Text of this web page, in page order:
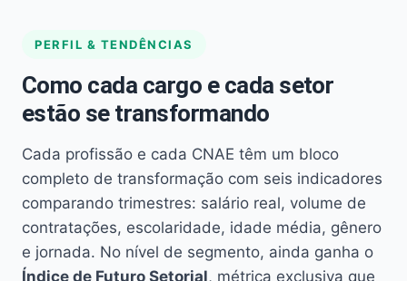
PERFIL & TENDÊNCIAS
Como cada cargo e cada setor
estão se transformando
Cada profissão e cada CNAE têm um bloco
completo de transformação com seis indicadores
comparando trimestres: salário real, volume de
contratações, escolaridade, idade média, gênero
e jornada. No nível de segmento, ainda ganha o
Índice de Futuro Setorial, métrica exclusiva que